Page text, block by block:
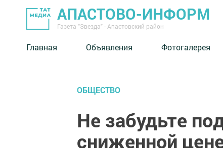
АПАСТОВО-ИНФОРМ
Газета "Звезда" - Апастовский район
Главная Объявления Фотогалерея
ОБЩЕСТВО
Не забудьте
сниженной